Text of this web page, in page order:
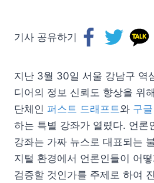
기사 공유하기
지난 3월 30일 서울 강남구 역
디어의 정보 신뢰도 향상을 위
단체인 퍼스트 드래프트와 구
하는 특별 강좌가 열렸다. 언론
강좌는 가짜 뉴스로 대표되는
지털 환경에서 언론인들이 어
검증할 것인가를 주제로 하여